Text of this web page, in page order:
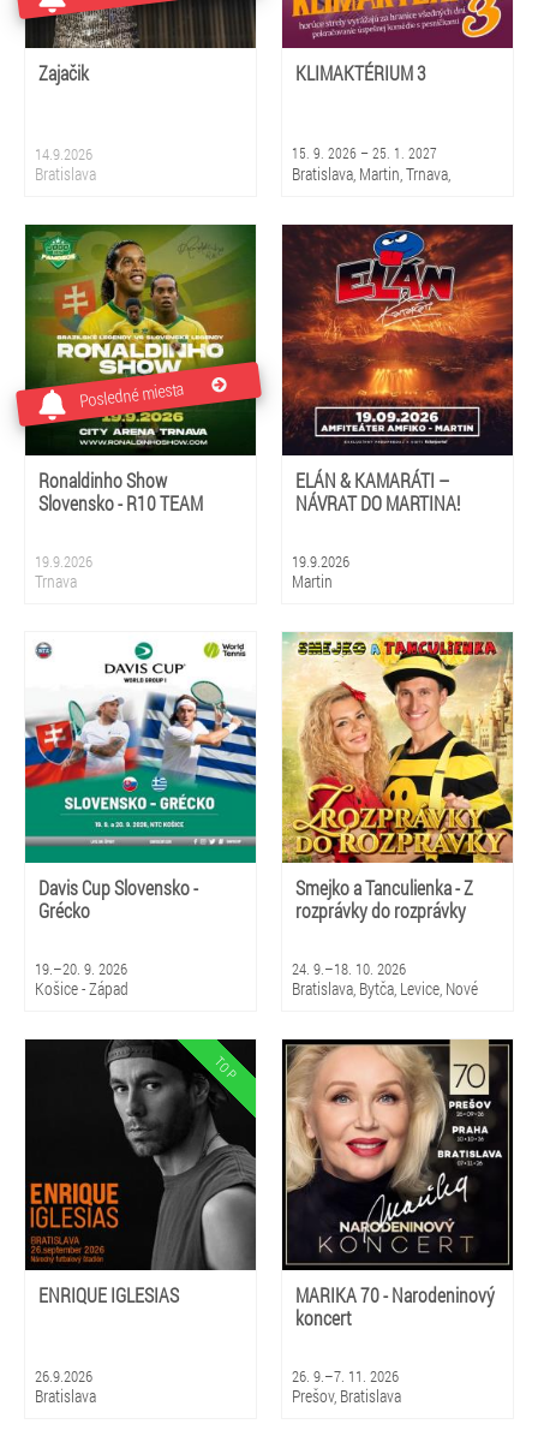
Zajačik
14.9.2026
Bratislava
KLIMAKTÉRIUM 3
15. 9. 2026 – 25. 1. 2027
Bratislava, Martin, Trnava,
Mikuláš, Košice, Prešov, Banská
Bystrica, Žilina
Posledné miesta
Ronaldinho Show
Slovensko - R10 TEAM
19.9.2026
Trnava
ELÁN & KAMARÁTI –
NÁVRAT DO MARTINA!
19.9.2026
Martin
Davis Cup Slovensko -
Grécko
19.–20. 9. 2026
Košice - Západ
Smejko a Tanculienka - Z
rozprávky do rozprávky
24. 9.–18. 10. 2026
Bratislava, Bytča, Levice, Nové
Sereď, Bardejovské Kúpele,
Košice, Stará Ľubovňa, Poprad,
Brezno, Prievidza, Gbely, Nová
Dubnica
ENRIQUE IGLESIAS
26.9.2026
Bratislava
MARIKA 70 - Narodeninový
koncert
26. 9.–7. 11. 2026
Prešov, Bratislava